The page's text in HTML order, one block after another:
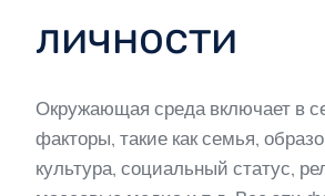
личности
Окружающая среда включает в
факторы, такие как семья,
культура, социальный статус,